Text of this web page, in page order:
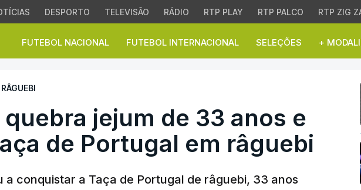
DESPORTO TELEVISÃO RÁDIO RTP PLAY RTP PALCO RTP ZIG
FUTEBOL NACIONAL FUTEBOL INTERNACIONAL SELEÇÕES +
jejum de 33 anos e
RÂGUEBI
jejum de 33 anos e
de Portugal em râguebi
a conquistar a Taça de Portugal de râguebi, 33 anos